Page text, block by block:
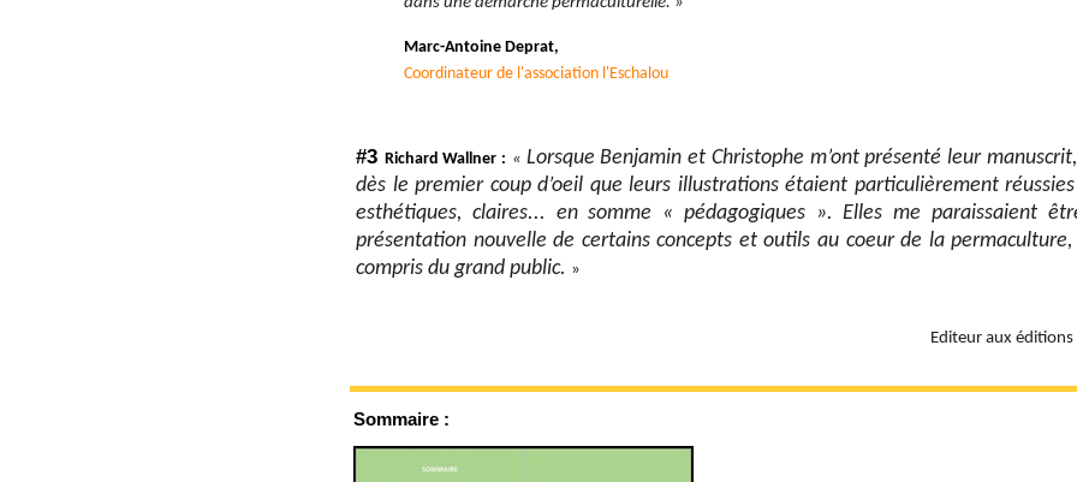
Marc-Antoine Deprat,
Coordinateur de l'association l'Eschalou
#3 Richard Wallner : « Lorsque Benjamin et Christophe m’ont présenté leur
dès le premier coup d’oeil que leurs illustrations étaient particulièrement
esthétiques, claires... en somme « pédagogiques ». Elles me paraissaient
présentation nouvelle de certains concepts et outils au coeur de la
compris du grand public. »
Editeur aux
Sommaire :